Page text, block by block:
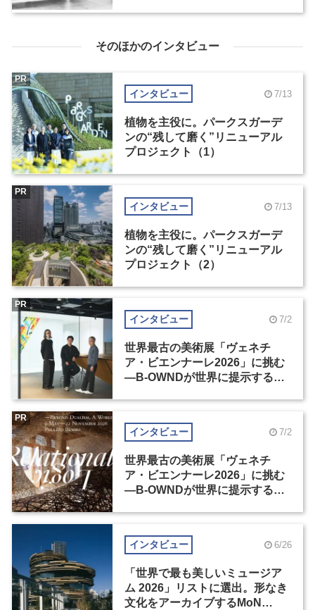
そのほかのインタビュー
インタビュー 7/13
植物を主役に。パークスガーデ
ンの“残して磨く”リニューアル
プロジェクト（1）
PR
インタビュー 7/13
植物を主役に。パークスガーデ
ンの“残して磨く”リニューアル
プロジェクト（2）
PR
インタビュー 7/2
世界最古の美術展「ヴェネチ
ア・ビエンナーレ2026」に挑む
―B-OWNDが世界に提示する美
PR
インタビュー 7/2
世界最古の美術展「ヴェネチ
ア・ビエンナーレ2026」に挑む
―B-OWNDが世界に提示する美
PR
インタビュー 6/26
「世界で最も美しいミュージア
ム 2026」リストに選出。形なき
文化をアーカイブするMoN